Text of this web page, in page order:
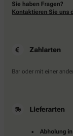
Sie haben Fragen?
Kontaktieren Sie uns
Zahlarten
Bar oder mit einer
Lieferarten
Abholung